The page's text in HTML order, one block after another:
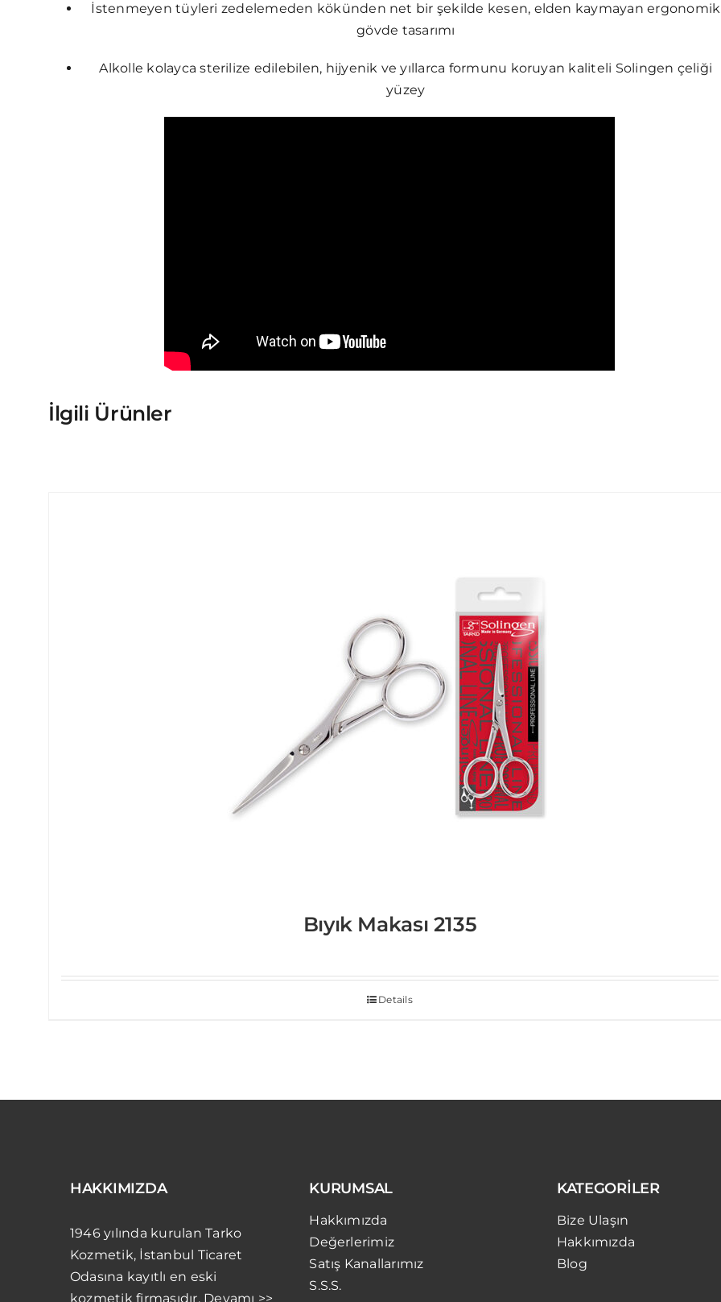
İstenmeyen tüyleri zedelemeden kökünden net bir şekilde kesen, elden kaymayan ergonomik
gövde tasarımı
Alkolle kolayca sterilize edilebilen, hijyenik ve yıllarca formunu koruyan kaliteli Solingen çeliği
yüzey
İlgili Ürünler
Bıyık Makası 2135
Details
HAKKIMIZDA
1946 yılında kurulan Tarko
Kozmetik, İstanbul Ticaret
Odasına kayıtlı en eski
kozmetik firmasıdır. Devamı >>
KURUMSAL
Hakkımızda
Değerlerimiz
Satış Kanallarımız
S.S.S.
KATEGORİLER
Bize Ulaşın
Hakkımızda
Blog